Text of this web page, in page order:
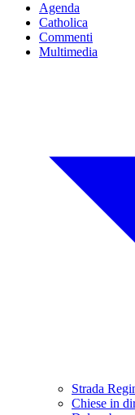
Agenda
Catholica
Commenti
Multimedia
Strada
Chiese in